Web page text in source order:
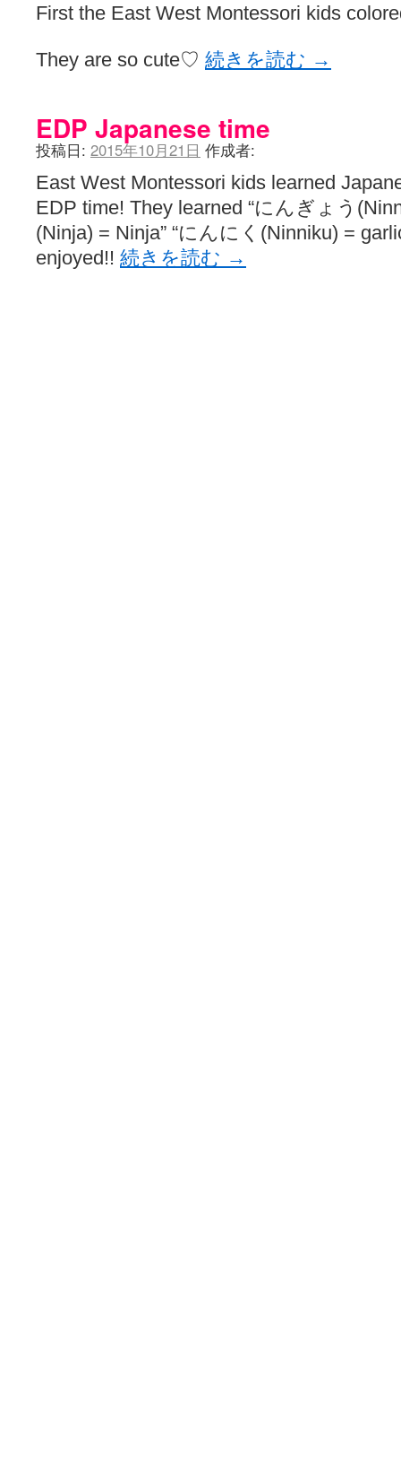
First the East West Montessori kids
They are so cute♡ 続きを読む →
EDP Japanese time
投稿日: 2015年10月21日 作成者:
East West Montessori kids learned
EDP time! They learned “にんぎょう
(Ninja) = Ninja” “にんにく(Ninniku) =
enjoyed!! 続きを読む →